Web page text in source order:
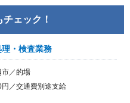
ェック！
・検査業務
市／的場
／交通費別途支給